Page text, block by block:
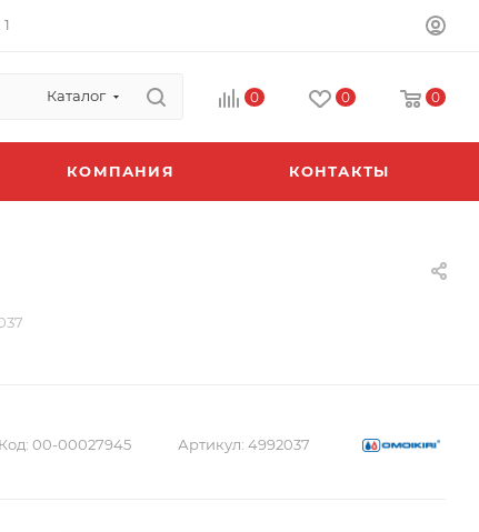
Каталог 0 0 0
КОМПАНИЯ КОНТАКТЫ
Код: 00-00027945 Артикул: 4992037